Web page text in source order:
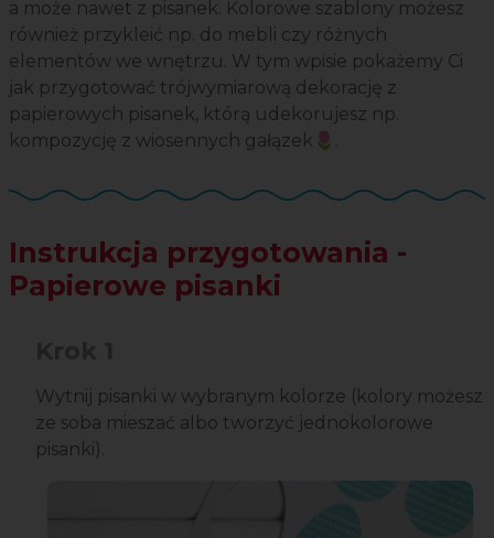
a może nawet z pisanek. Kolorowe szablony możesz
również przykleić np. do mebli czy różnych
elementów we wnętrzu. W tym wpisie pokażemy Ci
jak przygotować trójwymiarową dekorację z
papierowych pisanek, którą udekorujesz np.
kompozycję z wiosennych gałązek🌷.
Instrukcja przygotowania -
Papierowe pisanki
Wytnij pisanki w wybranym kolorze (kolory możesz
ze soba mieszać albo tworzyć jednokolorowe
pisanki).